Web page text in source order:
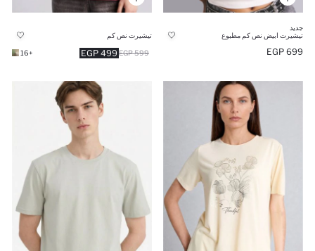
جديد
تيشيرت ابيض نص كم مطبوع
699 EGP
تيشيرت نص كم
499 EGP 599 EGP
+16